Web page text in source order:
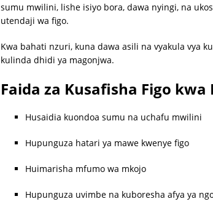
sumu mwilini, lishe isiyo bora, dawa nyingi, na
utendaji wa figo.
Kwa bahati nzuri, kuna dawa asili na vyakula vya
kulinda dhidi ya magonjwa.
Faida za Kusafisha Figo kwa
Husaidia kuondoa sumu na uchafu mwilini
Hupunguza hatari ya mawe kwenye figo
Huimarisha mfumo wa mkojo
Hupunguza uvimbe na kuboresha afya ya